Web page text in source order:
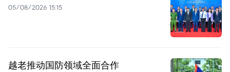
05/08/2026 15:15
越老推动国防领域全面合作